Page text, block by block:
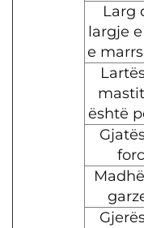
Larg
largje
e
është